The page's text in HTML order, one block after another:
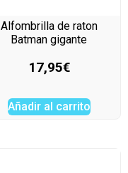
Alfombrilla de raton
Batman gigante
17,95€
Añadir al carrito